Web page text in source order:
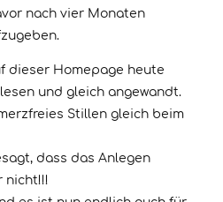
nach vier Monaten
dieser Homepage heute
und gleich angewandt.
Stillen gleich beim
dass das Anlegen
nicht!!!